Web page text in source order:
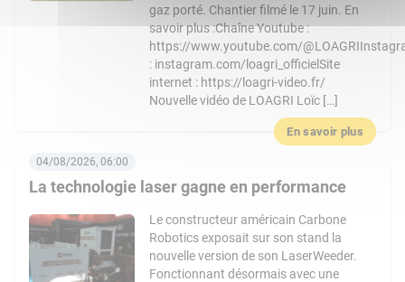
gaz porté. Chantier filmé le 17 juin. En
savoir plus :Chaîne Youtube :
https://www.youtube.com/
: instagram.com/loagri_officielSite
internet : https://loagri-video.fr/
Nouvelle vidéo de LOAGRI Loïc […]
En savoir plus
La technologie laser gagne en performance
04/08/2026, 06:00
Le constructeur américain Carbone
Robotics exposait sur son stand la
nouvelle version de son LaserWeeder.
Fonctionnant désormais avec une